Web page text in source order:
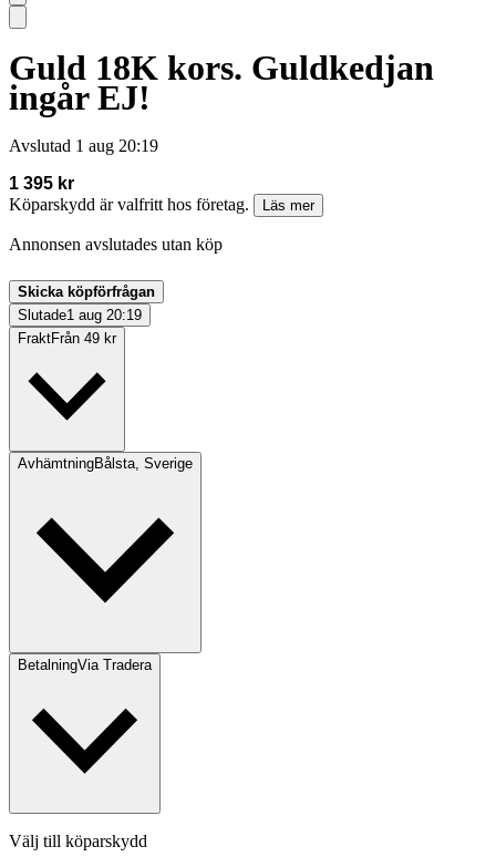
Guld 18K kors. Guldkedjan
ingår EJ!
Avslutad 1 aug 20:19
1 395 kr
Köparskydd är valfritt hos företag.
Läs mer
Annonsen avslutades utan köp
Skicka köpförfrågan
Slutade1 aug 20:19
FraktFrån 49 kr
AvhämtningBålsta, Sverige
BetalningVia Tradera
Välj till köparskydd